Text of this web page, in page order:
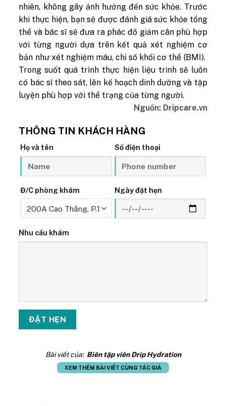
nhiên, không gây ảnh hưởng đến sức khỏe. Trước
khi thực hiện, bạn sẽ được đánh giá sức khỏe tổng
thể và bác sĩ sẽ đưa ra phác đồ giảm cân phù hợp
với từng người dựa trên kết quả xét nghiệm cơ
bản như xét nghiệm máu, chỉ số khối cơ thể (BMI).
Trong suốt quá trình thực hiện liệu trình sẽ luôn
có bác sĩ theo sát, lên kế hoạch dinh dưỡng và tập
luyện phù hợp với thể trạng của từng người.
Nguồn: Dripcare.vn
THÔNG TIN KHÁCH HÀNG
Họ và tên Số điện thoại
Đ/C phòng khám Ngày đặt hẹn
Nhu cầu khám
Bài viết của: Biên tập viên Drip Hydration
XEM THÊM BÀI VIẾT CÙNG TÁC GIẢ